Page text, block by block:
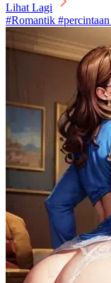
Lihat Lagi
#Romantik